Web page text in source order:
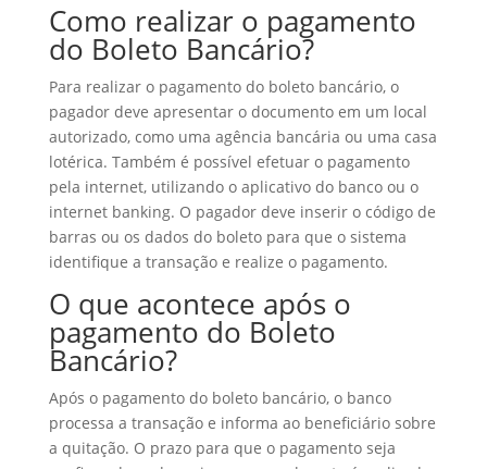
Como realizar o pagamento
do Boleto Bancário?
Para realizar o pagamento do boleto bancário, o
pagador deve apresentar o documento em um local
autorizado, como uma agência bancária ou uma casa
lotérica. Também é possível efetuar o pagamento
pela internet, utilizando o aplicativo do banco ou o
internet banking. O pagador deve inserir o código de
barras ou os dados do boleto para que o sistema
identifique a transação e realize o pagamento.
O que acontece após o
pagamento do Boleto
Bancário?
Após o pagamento do boleto bancário, o banco
processa a transação e informa ao beneficiário sobre
a quitação. O prazo para que o pagamento seja